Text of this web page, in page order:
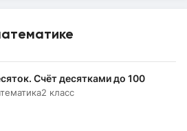
Счёт десятками до 100
2 класс